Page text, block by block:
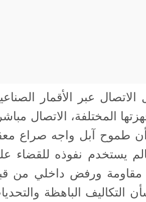
عبر الأقمار
المختلفة، الاتصال
أن طموح آبل واجه صراع
يستخدم نفوذه للقضاء
مقاومة ورفض داخلي من
التكاليف الباهظة